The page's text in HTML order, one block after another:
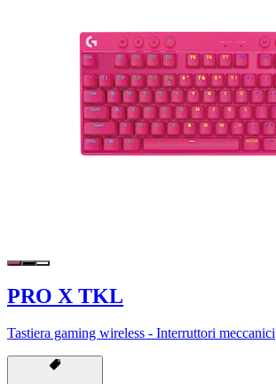
PRO X TKL
Tastiera gaming wireless - Interruttori meccanici